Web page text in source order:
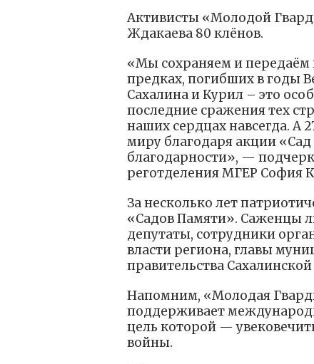
Активисты «Молодой
Ждакаева 80 клёнов.
«Мы сохраняем и
предках, погибших в годы
Сахалина и Курил – это
последние сражения тех
наших сердцах навсегда. А
миру благодаря акции
благодарности», —
реготделения МГЕР София
За несколько лет
«Садов Памяти». Саженцы
депутаты, сотрудники
власти региона, главы
правительства
Напомним, «Молодая
поддерживает
цель которой —
войны.